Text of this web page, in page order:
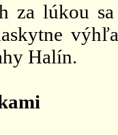
za lúkou
Halín.